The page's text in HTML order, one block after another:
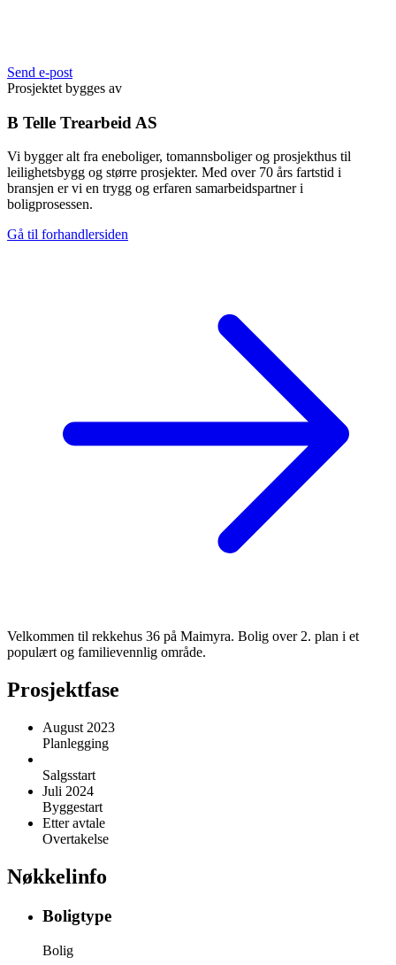
Send e-post
Prosjektet bygges av
B Telle Trearbeid AS
Vi bygger alt fra eneboliger, tomannsboliger og prosjekthus til
leilighetsbygg og større prosjekter. Med over 70 års fartstid i
bransjen er vi en trygg og erfaren samarbeidspartner i
boligprosessen.
Gå til forhandlersiden
Velkommen til rekkehus 36 på Maimyra. Bolig over 2. plan i et
populært og familievennlig område.
Prosjektfase
August 2023
Planlegging
Salgsstart
Juli 2024
Byggestart
Etter avtale
Overtakelse
Nøkkelinfo
Boligtype
Bolig